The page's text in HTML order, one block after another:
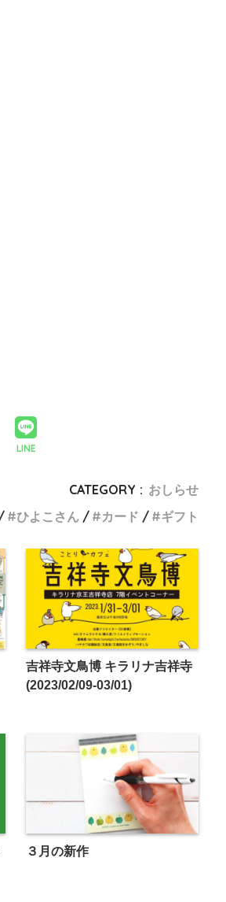
LINE
CATEGORY : おしらせ
ひよこさん カード ギフト
吉祥寺文鳥博 キラリナ吉祥寺
(2023/02/09-03/01)
３月の新作